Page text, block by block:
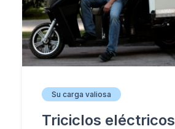
Su carga valiosa
Triciclos eléctricos